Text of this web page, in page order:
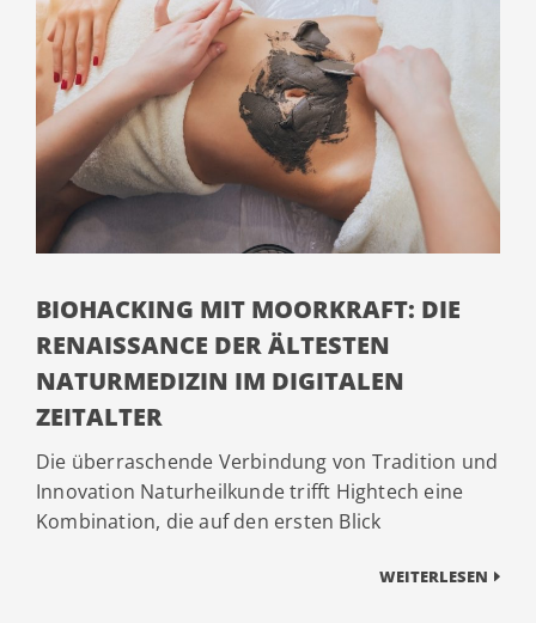
BIOHACKING MIT MOORKRAFT: DIE
RENAISSANCE DER ÄLTESTEN
NATURMEDIZIN IM DIGITALEN
ZEITALTER
Die überraschende Verbindung von Tradition und
Innovation Naturheilkunde trifft Hightech eine
Kombination, die auf den ersten Blick
WEITERLESEN